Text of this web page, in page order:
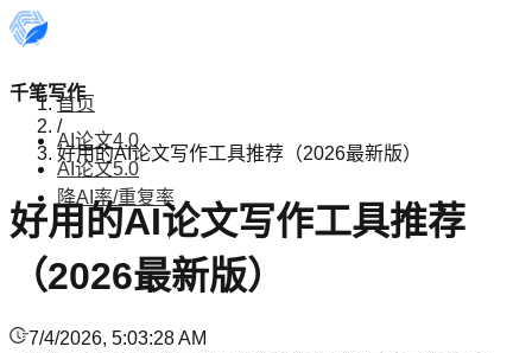
千笔写作
AI论文4.0
AI论文5.0
降AI率/重复率
首页
/
好用的AI论文写作工具推荐（2026最新版）
好用的AI论文写作工具推荐
（2026最新版）
7/4/2026, 5:03:28 AM